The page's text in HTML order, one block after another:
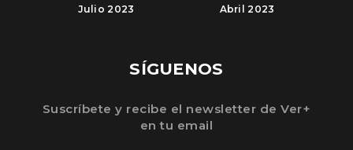
Julio 2023 Abril 2023
SÍGUENOS
Suscríbete y recibe el newsletter de Ver+
en tu email